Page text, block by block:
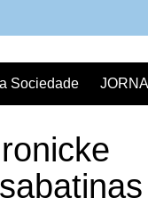
Sociedade